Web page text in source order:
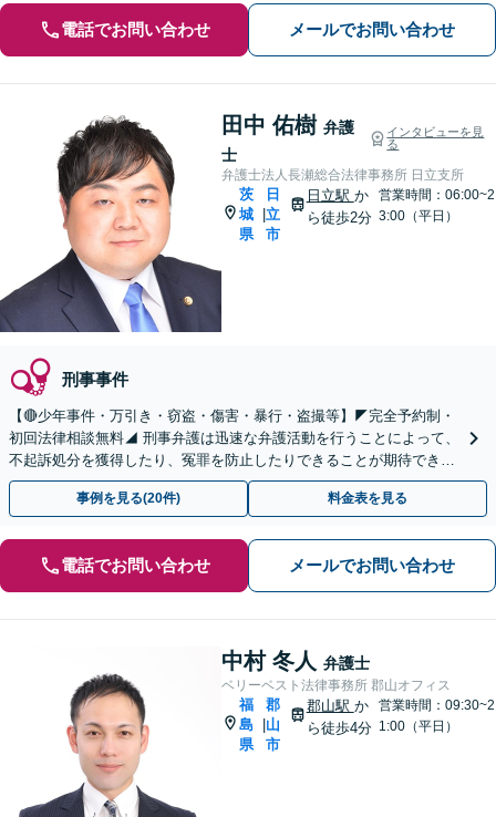
電話でお問い合わせ メールでお問い合わせ
田中 佑樹 弁護
士
インタビューを見
る
弁護士法人長瀬総合法律事務所 日立支所
茨
城
県
日
立
市
日立駅 か
ら徒歩2分
営業時間：06:00~2
3:00（平日）
刑事事件
【🔴少年事件・万引き・窃盗・傷害・暴行・盗撮等】◤完全予約制・
初回法律相談無料◢ 刑事弁護は迅速な弁護活動を行うことによって、
不起訴処分を獲得したり、冤罪を防止したりできることが期待できま
す。可能な限り当日のご相談にも対応いたします。
事例を見る(20件) 料金表を見る
電話でお問い合わせ メールでお問い合わせ
中村 冬人 弁護士
ベリーベスト法律事務所 郡山オフィス
福
島
県
郡
山
市
郡山駅 か
ら徒歩4分
営業時間：09:30~2
1:00（平日）